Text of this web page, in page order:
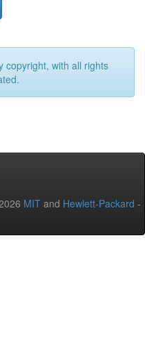
copyright, with all rights
MIT and Hewlett-Packard -